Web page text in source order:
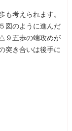
も考えられます。
図のように進んだ
９五歩の端攻めが
突き合いは後手に